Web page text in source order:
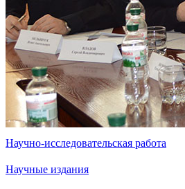
Научно-исследовательская работа
Научные издания